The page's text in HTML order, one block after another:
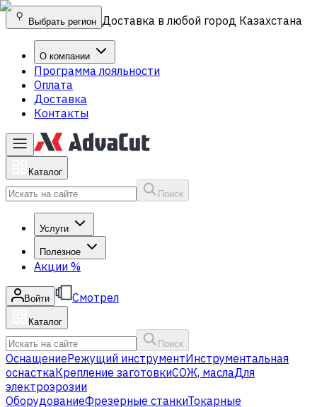
Выбрать регион Доставка в любой город Казахстана
О компании
Программа лояльности
Оплата
Доставка
Контакты
Каталог
Поиск
Услуги
Полезное
Акции %
Войти Смотрел
Каталог
Поиск
ОснащениеРежущий инструментИнструментальная
оснасткаКрепление заготовкиСОЖ, маслаДля
электроэрозии
ОборудованиеФрезерные станкиТокарные